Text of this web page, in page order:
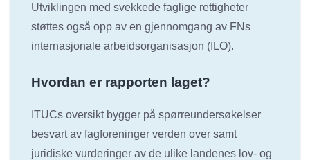
Utviklingen med svekkede faglige rettigheter
støttes også opp av en gjennomgang av FNs
internasjonale arbeidsorganisasjon (ILO).
Hvordan er rapporten laget?
ITUCs oversikt bygger på spørreundersøkelser
besvart av fagforeninger verden over samt
juridiske vurderinger av de ulike landenes lov- og